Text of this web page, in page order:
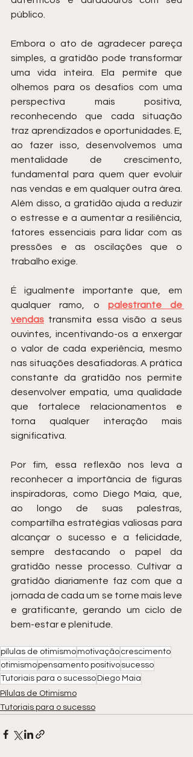
público.
Embora o ato de agradecer pareça
simples, a gratidão pode transformar
uma vida inteira. Ela permite que
olhemos para os desafios com uma
perspectiva mais positiva,
reconhecendo que cada situação
traz aprendizados e oportunidades. E,
ao fazer isso, desenvolvemos uma
mentalidade de crescimento,
fundamental para quem quer evoluir
nas vendas e em qualquer outra área.
Além disso, a gratidão ajuda a reduzir
o estresse e a aumentar a resiliência,
fatores essenciais para lidar com as
pressões e as oscilações que o
trabalho exige.
É igualmente importante que, em
qualquer ramo, o palestrante de
vendas transmita essa visão a seus
ouvintes, incentivando-os a enxergar
o valor de cada experiência, mesmo
nas situações desafiadoras. A prática
constante da gratidão nos permite
desenvolver empatia, uma qualidade
que fortalece relacionamentos e
torna qualquer interação mais
significativa.
Por fim, essa reflexão nos leva a
reconhecer a importância de figuras
inspiradoras, como Diego Maia, que,
ao longo de suas palestras,
compartilha estratégias valiosas para
alcançar o sucesso e a felicidade,
sempre destacando o papel da
gratidão nesse processo. Cultivar a
gratidão diariamente faz com que a
jornada de cada um se torne mais leve
e gratificante, gerando um ciclo de
bem-estar e plenitude.
pílulas de otimismomotivação crescimento
otimismopensamento positivo sucesso
Tutoriais para o sucessoDiego Maia
Pílulas de Otimismo
Tutoriais para o sucesso